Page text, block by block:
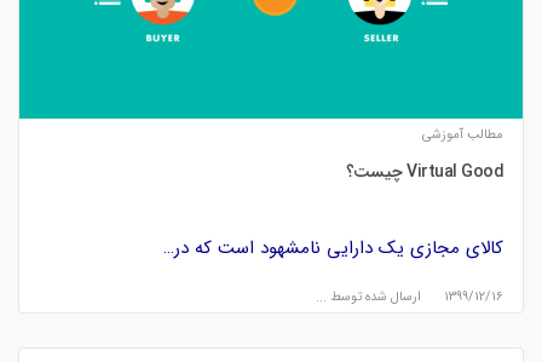
مطالب آموزشی
Virtual Good چیست؟
کالای مجازی یک دارایی نامشهود است که در…
۱۳۹۹/۱۲/۱۶ ارسال شده توسط ...